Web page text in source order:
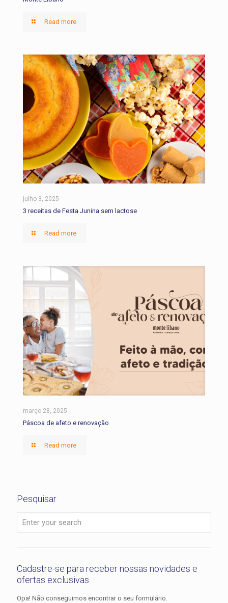
Read more
julho 3, 2025
3 receitas de Festa Junina sem lactose
Read more
março 28, 2025
Páscoa de afeto e renovação
Read more
Pesquisar
Cadastre-se para receber nossas novidades e
ofertas exclusivas
Opa! Não conseguimos encontrar o seu formulário.